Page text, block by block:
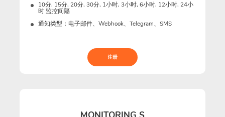
10分, 15分, 20分, 30分, 1小时, 3小时, 6小时, 12小时, 24小
时 监控间隔
通知类型：电子邮件、Webhook、Telegram、SMS
注册